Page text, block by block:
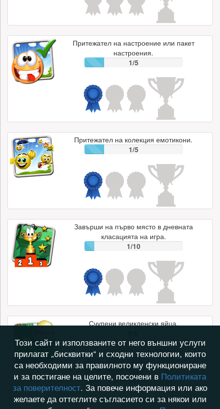
Притежател на настроение или пакет
настроения.
1/5
Притежател на колекция емотикони.
1/5
Завърши на първо място в дневната
класацията на игра.
1/10
Счупени великденски яйца.
Този сайт и използваните от него външни услуги
прилагат „бисквитки“ и сходни технологии, които
са необходими за правилното му функциониране
и за постигане на целите, посочени в Политиката
за поверителност. За повече информация или ако
желаете да оттеглите съгласието си за някои или